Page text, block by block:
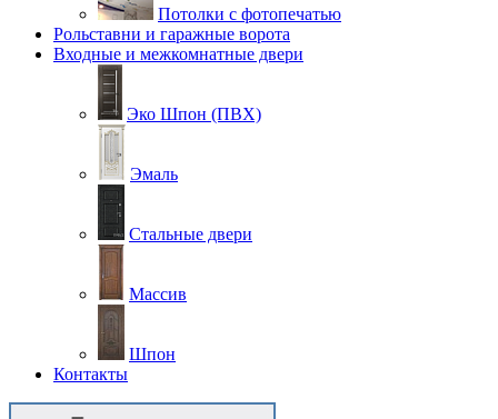
Потолки с фотопечатью
Рольставни и гаражные ворота
Входные и межкомнатные двери
Эко Шпон (ПВХ)
Эмаль
Стальные двери
Массив
Шпон
Контакты